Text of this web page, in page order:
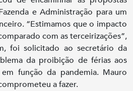
e Administração para um
“Estimamos que o impacto
com as terceirizações”,
foi solicitado ao secretário da
da proibição de férias aos
função da pandemia. Mauro
a fazer.